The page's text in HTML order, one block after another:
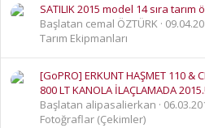
SATILIK 2015 model 14 sıra tarım
Başlatan cemal ÖZTÜRK
Tarım Ekipmanları
[GoPRO] ERKUNT HAŞMET 110 &
800 LT KANOLA İLAÇLAMADA 2015.!
Başlatan alipasalierkan
Fotoğraflar (Çekimler)